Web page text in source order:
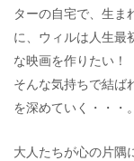
ターの自宅で、生ま
に、ウィルは人生最
な映画を作りたい！
そんな気持ちで結ば
を深めていく・・・。
大人たちが心の片隅